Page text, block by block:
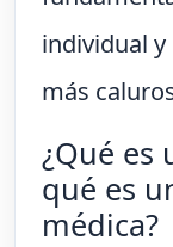
individual
más
¿Qué es
qué es
médica?